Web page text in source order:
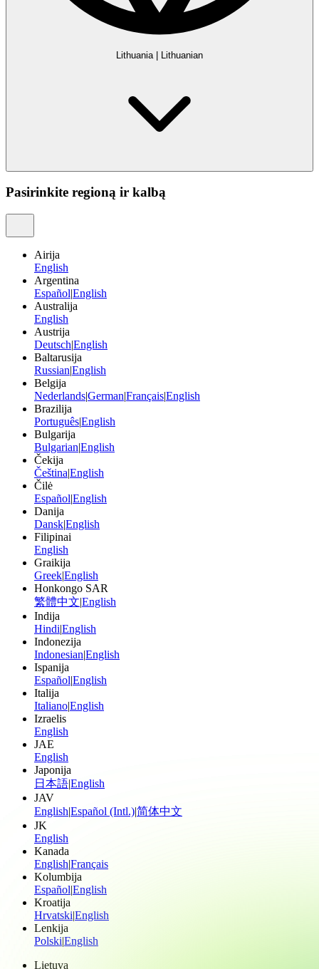
Lithuania | Lithuanian
Pasirinkite regioną ir kalbą
Airija
English
Argentina
Español|English
Australija
English
Austrija
Deutsch|English
Baltarusija
Russian|English
Belgija
Nederlands|German|Français|English
Brazilija
Português|English
Bulgarija
Bulgarian|English
Čekija
Čeština|English
Čilė
Español|English
Danija
Dansk|English
Filipinai
English
Graikija
Greek|English
Honkongo SAR
繁體中文|English
Indija
Hindi|English
Indonezija
Indonesian|English
Ispanija
Español|English
Italija
Italiano|English
Izraelis
English
JAE
English
Japonija
日本語|English
JAV
English|Español (Intl.)|简体中文
JK
English
Kanada
English|Français
Kolumbija
Español|English
Kroatija
Hrvatski|English
Lenkija
Polski|English
Lietuva